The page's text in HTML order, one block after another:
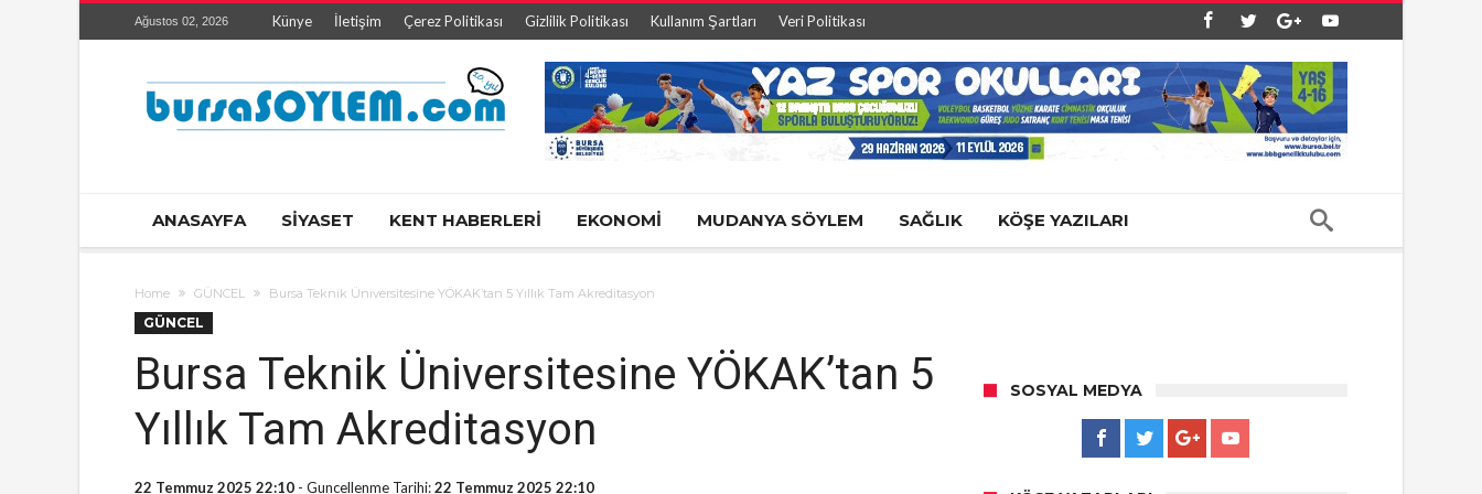
Ağustos 02, 2026 Künye İletişim Çerez Politikası Gizlilik Politikası Kullanım Şartları Veri Politikası
ANASAYFA SİYASET KENT HABERLERİ EKONOMİ MUDANYA SÖYLEM SAĞLIK KÖŞE YAZILARI
Home GÜNCEL Bursa Teknik Üniversitesine YÖKAK’tan 5 Yıllık Tam Akreditasyon
GÜNCEL
Bursa Teknik Üniversitesine YÖKAK’tan 5
Yıllık Tam Akreditasyon
22 Temmuz 2025 22:10 - Guncellenme Tarihi:22 Temmuz 2025 22:10
SOSYAL MEDYA